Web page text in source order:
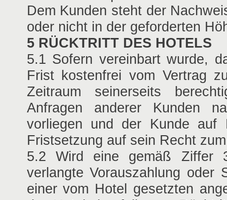
Dem Kunden steht der
oder nicht in der geforderten
5 RÜCKTRITT DES HOTELS
5.1 Sofern vereinbart wurde,
Frist kostenfrei vom Vertrag
Zeitraum seinerseits
Anfragen anderer Kunden
vorliegen und der Kunde auf
Fristsetzung auf sein Recht
5.2 Wird eine gemäß Ziffer
verlangte Vorauszahlung oder
einer vom Hotel gesetzten